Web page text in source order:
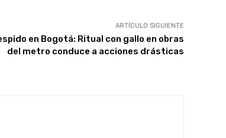
ARTÍCULO SIGUIENTE
en Bogotá: Ritual con gallo en obras
del metro conduce a acciones drásticas